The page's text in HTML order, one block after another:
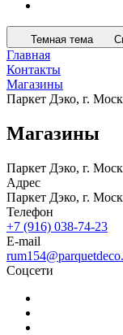
Темная тема
Главная
Контакты
Магазины
Паркет Дэко, г.
Магазины
Паркет Дэко, г.
Адрес
Паркет Дэко, г.
Телефон
+7 (916) 038-74-23
E-mail
Соцсети